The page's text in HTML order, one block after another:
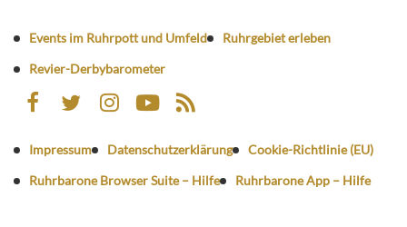
Events im Ruhrpott und Umfeld
Ruhrgebiet erleben
Revier-Derbybarometer
Impressum Datenschutzerklärung
Cookie-Richtlinie (EU)
Ruhrbarone Browser Suite – Hilfe
Ruhrbarone App – Hilfe